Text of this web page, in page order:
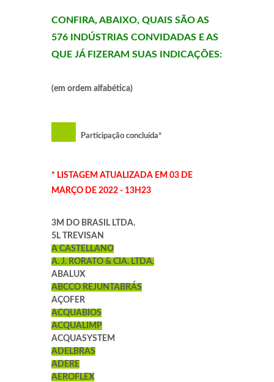
CONFIRA, ABAIXO, QUAIS SÃO AS
576 INDÚSTRIAS CONVIDADAS E AS
QUE JÁ FIZERAM SUAS INDICAÇÕES:
(em ordem alfabética)
Participação concluída*
* LISTAGEM ATUALIZADA EM 03 DE
MARÇO DE 2022 - 13H23
3M DO BRASIL LTDA.
5L TREVISAN
A CASTELLANO
A. J. RORATO & CIA. LTDA.
ABALUX
ABCCO REJUNTABRÁS
AÇOFER
ACQUABIOS
ACQUALIMP
ACQUASYSTEM
ADELBRAS
ADERE
AEROFLEX